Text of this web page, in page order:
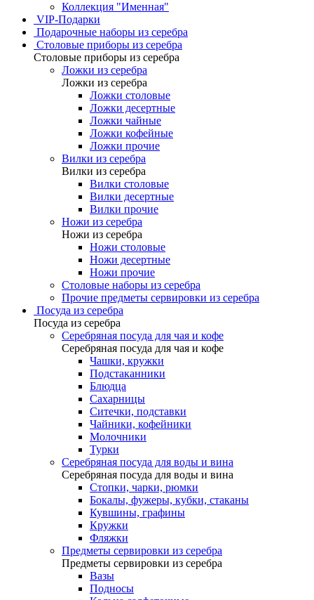
Коллекция "Именная"
VIP-Подарки
Подарочные наборы из серебра
Столовые приборы из серебра
Столовые приборы из серебра
Ложки из серебра
Ложки из серебра
Ложки столовые
Ложки десертные
Ложки чайные
Ложки кофейные
Ложки прочие
Вилки из серебра
Вилки из серебра
Вилки столовые
Вилки десертные
Вилки прочие
Ножи из серебра
Ножи из серебра
Ножи столовые
Ножи десертные
Ножи прочие
Столовые наборы из серебра
Прочие предметы сервировки из серебра
Посуда из серебра
Посуда из серебра
Серебряная посуда для чая и кофе
Серебряная посуда для чая и кофе
Чашки, кружки
Подстаканники
Блюдца
Сахарницы
Ситечки, подставки
Чайники, кофейники
Молочники
Турки
Серебряная посуда для воды и вина
Серебряная посуда для воды и вина
Стопки, чарки, рюмки
Бокалы, фужеры, кубки, стаканы
Кувшины, графины
Кружки
Фляжки
Предметы сервировки из серебра
Предметы сервировки из серебра
Вазы
Подносы